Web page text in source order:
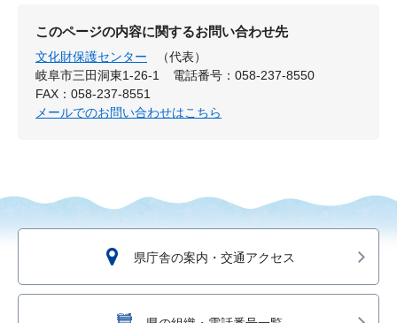
このページの内容に関するお問い合わせ先
文化財保護センター
（代表）
岐阜市三田洞東1-26-1
電話番号：058-237-8550
FAX：058-237-8551
メールでのお問い合わせはこちら
県庁舎の案内・交通アクセス